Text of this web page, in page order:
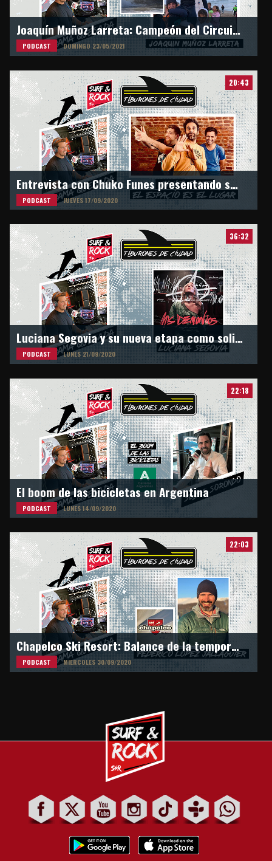
Joaquín Muñoz Larreta: Campeón del Circuito junior ASA en M16
PODCAST DOMINGO 23/05/2021
20:43
Entrevista con Chuko Funes presentando su nueva banda "El Espacio Es El Lugar"
PODCAST JUEVES 17/09/2020
36:32
Luciana Segovia y su nueva etapa como solista en Surf & Rock Radio
PODCAST LUNES 21/09/2020
22:18
El boom de las bicicletas en Argentina
PODCAST LUNES 14/09/2020
22:03
Chapelco Ski Resort: Balance de la temporada de invierno 2020
PODCAST MIERCOLES 30/09/2020